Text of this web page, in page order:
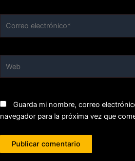
electrónico*
Guarda mi nombre, correo
navegador para la próxima vez que